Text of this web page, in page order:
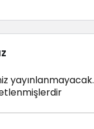
yayınlanmayacak.